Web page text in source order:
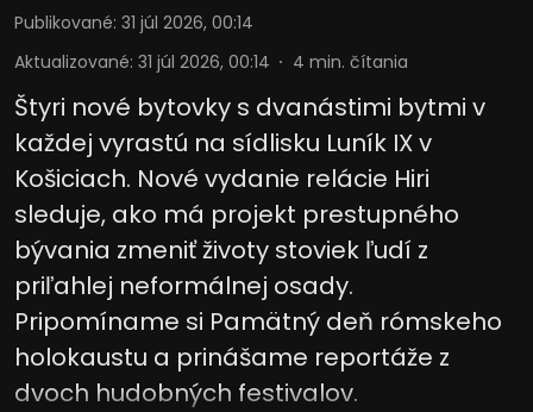
Publikované: 31 júl 2026, 00:14
Aktualizované: 31 júl 2026, 00:14 4 min. čítania
Štyri nové bytovky s dvanástimi bytmi v
každej vyrastú na sídlisku Luník IX v
Košiciach. Nové vydanie relácie Hiri
sleduje, ako má projekt prestupného
bývania zmeniť životy stoviek ľudí z
priľahlej neformálnej osady.
Pripomíname si Pamätný deň rómskeho
holokaustu a prinášame reportáže z
dvoch hudobných festivalov.